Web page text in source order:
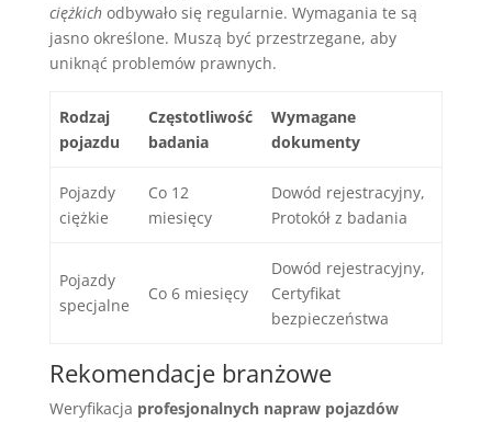
ciężkichodbywało się regularnie. Wymagania te są
jasno określone. Muszą być przestrzegane, aby
uniknąć problemów prawnych.
Rodzaj
pojazdu
Częstotliwość
badania
Wymagane
dokumenty
Pojazdy
ciężkie
Co 12
miesięcy
Dowód rejestracyjny,
Protokół z badania
Pojazdy
specjalne
Co 6 miesięcy
Dowód rejestracyjny,
Certyfikat
bezpieczeństwa
Rekomendacje branżowe
Weryfikacja profesjonalnych napraw pojazdów